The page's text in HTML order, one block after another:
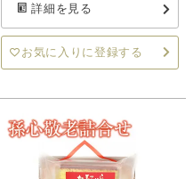
詳細を見る
お気に入りに登録する